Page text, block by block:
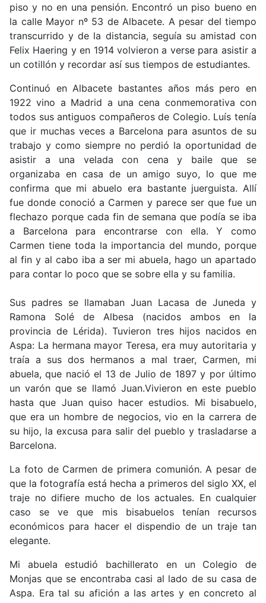
piso y no en una pensión. Encontró un piso bueno en
la calle Mayor nº 53 de Albacete. A pesar del tiempo
transcurrido y de la distancia, seguía su amistad con
Felix Haering y en 1914 volvieron a verse para asistir a
un cotillón y recordar así sus tiempos de estudiantes.
Continuó en Albacete bastantes años más pero en
1922 vino a Madrid a una cena conmemorativa con
todos sus antiguos compañeros de Colegio. Luís tenía
que ir muchas veces a Barcelona para asuntos de su
trabajo y como siempre no perdió la oportunidad de
asistir a una velada con cena y baile que se
organizaba en casa de un amigo suyo, lo que me
confirma que mi abuelo era bastante juerguista. Allí
fue donde conoció a Carmen y parece ser que fue un
flechazo porque cada fin de semana que podía se iba
a Barcelona para encontrarse con ella. Y como
Carmen tiene toda la importancia del mundo, porque
al fin y al cabo iba a ser mi abuela, hago un apartado
para contar lo poco que se sobre ella y su familia.
Sus padres se llamaban Juan Lacasa de Juneda y
Ramona Solé de Albesa (nacidos ambos en la
provincia de Lérida). Tuvieron tres hijos nacidos en
Aspa: La hermana mayor Teresa, era muy autoritaria y
traía a sus dos hermanos a mal traer, Carmen, mi
abuela, que nació el 13 de Julio de 1897 y por último
un varón que se llamó Juan.Vivieron en este pueblo
hasta que Juan quiso hacer estudios. Mi bisabuelo,
que era un hombre de negocios, vio en la carrera de
su hijo, la excusa para salir del pueblo y trasladarse a
Barcelona.
La foto de Carmen de primera comunión. A pesar de
que la fotografía está hecha a primeros del siglo XX, el
traje no difiere mucho de los actuales. En cualquier
caso se ve que mis bisabuelos tenían recursos
económicos para hacer el dispendio de un traje tan
elegante.
Mi abuela estudió bachillerato en un Colegio de
Monjas que se encontraba casi al lado de su casa de
Aspa. Era tal su afición a las artes y en concreto al